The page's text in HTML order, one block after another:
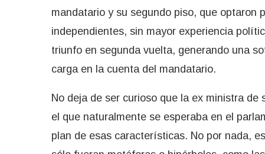
mandatario y su segundo piso, que optaron
independientes, sin mayor experiencia
triunfo en segunda vuelta, generando una
carga en la cuenta del mandatario.
No deja de ser curioso que la ex ministra
el que naturalmente se esperaba en el
plan de esas características. No por nada,